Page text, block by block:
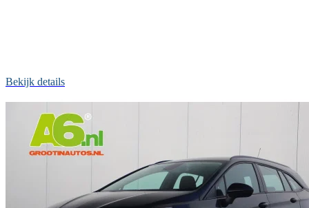
Bekijk details